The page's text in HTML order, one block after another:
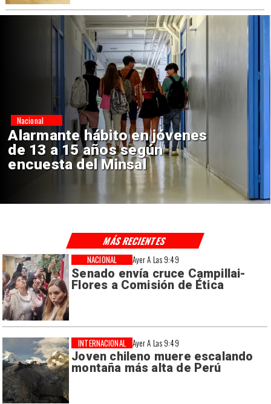
Aprueban creación del Parque
Sebastián Piñera con inversión
de $4 mil millones
Regiones
Ayer A Las 9:49
Senado envía cruce Campillai-
Flores a Comisión de Ética
NACIONAL
Ayer A Las 9:49
Joven chileno muere escalando
montaña más alta de Perú
INTERNACIONAL
MÁS RECIENTES